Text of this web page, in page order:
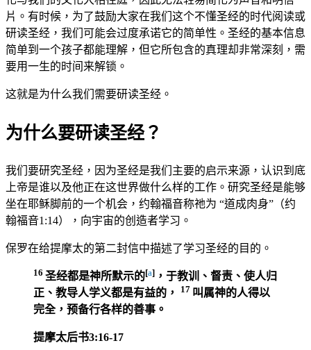
片。有时候，为了鼓励大家在我们这个不懂圣经的时代阅读或
研读圣经，我们可能会过度承诺它的简单性。圣经的基本信息
简单到一个孩子都能理解，但它所包含的真理却非常深刻，需
要用一生的时间来解锁。
这就是为什么我们需要研读圣经。
为什么要研读圣经？
我们要研究圣经，因为圣经是我们主要的启示来源，认识到底
上帝是谁以及他正在这世界做什么样的工作。研究圣经是能够
坐在耶稣脚前的一个机会，约翰福音称祂为 “道成肉身”（约
翰福音1:14），向宇宙的创造者学习。
保罗在给提摩太的第二封信中描述了学习圣经的目的。
16 圣经都是神所默示的[a] ，于教训、督责、使人归
正、教导人学义都是有益的，
17 叫属神的人得以
完全，预备行各样的善事。
提摩太后书3:16-17